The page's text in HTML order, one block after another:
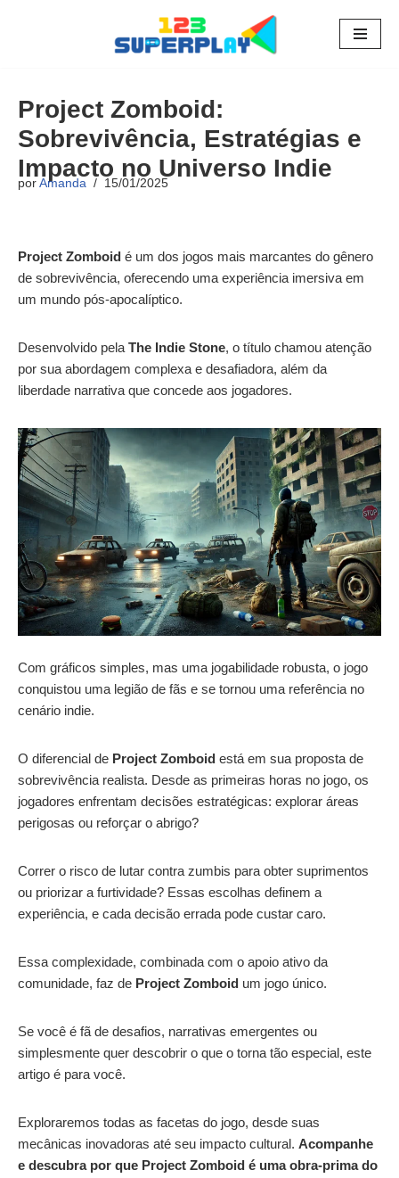
conteúdo
Project Zomboid:
Sobrevivência, Estratégias e
Impacto no Universo Indie
por Amanda 15/01/2025
Project Zomboid é um dos jogos mais marcantes do gênero
de sobrevivência, oferecendo uma experiência imersiva em
um mundo pós-apocalíptico.
Desenvolvido pela The Indie Stone, o título chamou atenção
por sua abordagem complexa e desafiadora, além da
liberdade narrativa que concede aos jogadores.
Com gráficos simples, mas uma jogabilidade robusta, o jogo
conquistou uma legião de fãs e se tornou uma referência no
cenário indie.
O diferencial de Project Zomboid está em sua proposta de
sobrevivência realista. Desde as primeiras horas no jogo, os
jogadores enfrentam decisões estratégicas: explorar áreas
perigosas ou reforçar o abrigo?
Correr o risco de lutar contra zumbis para obter suprimentos
ou priorizar a furtividade? Essas escolhas definem a
experiência, e cada decisão errada pode custar caro.
Essa complexidade, combinada com o apoio ativo da
comunidade, faz de Project Zomboid um jogo único.
Se você é fã de desafios, narrativas emergentes ou
simplesmente quer descobrir o que o torna tão especial, este
artigo é para você.
Exploraremos todas as facetas do jogo, desde suas
mecânicas inovadoras até seu impacto cultural. Acompanhe
e descubra por que Project Zomboid é uma obra-prima do